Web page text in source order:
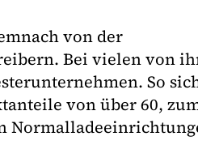
von der
Bei vielen von
So
von über 60,